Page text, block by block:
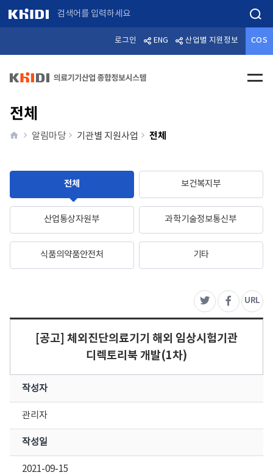
로그인 ENG 산업별 지원정보 COS
전체메
전체
home알림마당 기관별 지원사업 전체
전체 보건복지부
산업통상자원부 과학기술정보통신부
식품의약품안전처 기타
트위터페이스북
URL주
[공고] 체외진단의료기기 해외 임상시험기관
디렉토리북 개발(1차)
작성자
관리자
작성일
2021-09-15